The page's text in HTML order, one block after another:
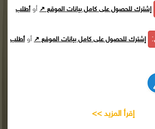
إشترك للحصول على كامل بيانات الموقع ↗ أوأطلب
إشترك للحصول على كامل بيانات الموقع ↗ أوأطلب
إقرأ المزيد >>